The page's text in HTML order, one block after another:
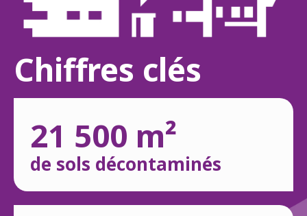
21 500 m²
de sols décontaminés
Chiffres clés